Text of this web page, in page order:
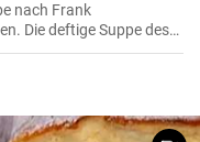
nach Frank
Die deftige Suppe des
Gewürzen und
angereichert.